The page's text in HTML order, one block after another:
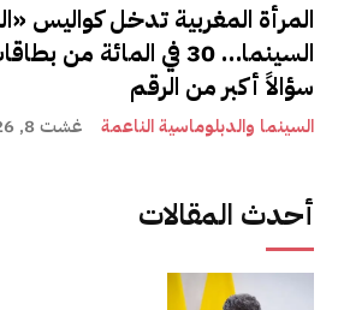
المرأة المغربية تدخل كواليس
السينما… 30 في المائة
سؤالاً أكبر من الرقم
السينما والدبلوماسية الناعمة غشت 8, 2026
أحدث المقالات